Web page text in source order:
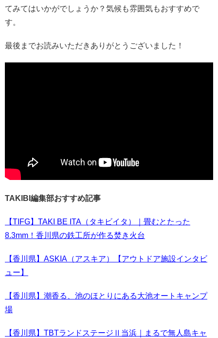
てみてはいかがでしょうか？気候も雰囲気もおすすめで
す。
最後までお読みいただきありがとうございました！
TAKIBI編集部おすすめ記事
【TIFG】TAKI BE ITA（タキビイタ）｜畳むとたった
8.3mm！香川県の鉄工所が作る焚き火台
【香川県】ASKIA（アスキア）【アウトドア施設インタビ
ュー】
【香川県】潮香る、池のほとりにある大池オートキャンプ
場
【香川県】TBTランドステージⅡ当浜｜まるで無人島キャ